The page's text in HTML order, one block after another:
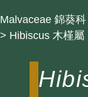
Malvaceae 錦葵科
> Hibiscus 木槿屬